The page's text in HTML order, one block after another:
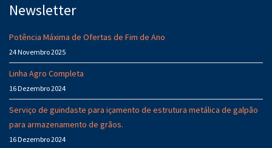
Newsletter
Potência Máxima de Ofertas de Fim de Ano
24 Novembro 2025
Linha Agro Completa
16 Dezembro 2024
Serviço de guindaste para içamento de estrutura metálica de galpão
para armazenamento de grãos.
16 Dezembro 2024